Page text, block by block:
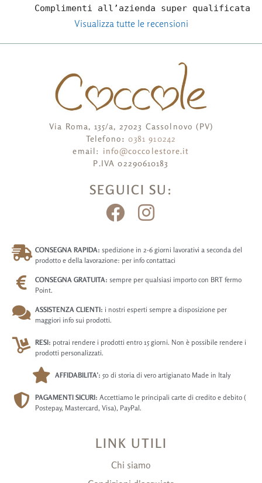
Complimenti all’azienda super qualificata
Visualizza tutte le recensioni
Via Roma, 135/a, 27023 Cassolnovo (PV)
Telefono: 0381 910242
email: info@coccolestore.it
P.IVA 02290610183
SEGUICI SU:
CONSEGNA RAPIDA: spedizione in 2-6 giorni lavorativi a seconda del
prodotto e della lavorazione: per info contattaci
CONSEGNA GRATUITA: sempre per qualsiasi importo con BRT fermo
Point.
ASSISTENZA CLIENTI: i nostri esperti sempre a disposizione per
maggiori info sui prodotti.
RESI: potrai rendere i prodotti entro 15 giorni. Non è possibile rendere i
prodotti personalizzati.
AFFIDABILITA’: 50 di storia di vero artigianato Made in Italy
PAGAMENTI SICURI: Accettiamo le principali carte di credito e debito (
Postepay, Mastercard, Visa), PayPal.
LINK UTILI
Chi siamo